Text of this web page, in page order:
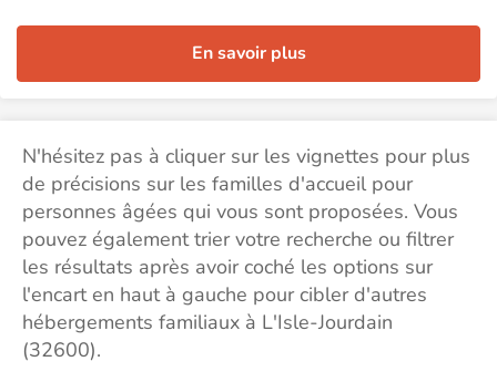
En savoir plus
N'hésitez pas à cliquer sur les vignettes pour plus
de précisions sur les familles d'accueil pour
personnes âgées qui vous sont proposées. Vous
pouvez également trier votre recherche ou filtrer
les résultats après avoir coché les options sur
l'encart en haut à gauche pour cibler d'autres
hébergements familiaux à L'Isle-Jourdain
(32600).